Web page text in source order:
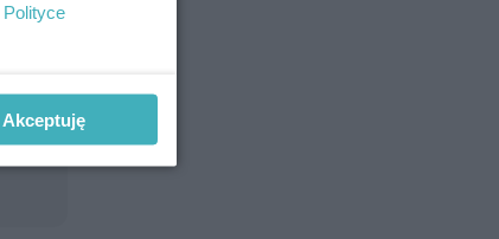
Polityce
Akceptuję